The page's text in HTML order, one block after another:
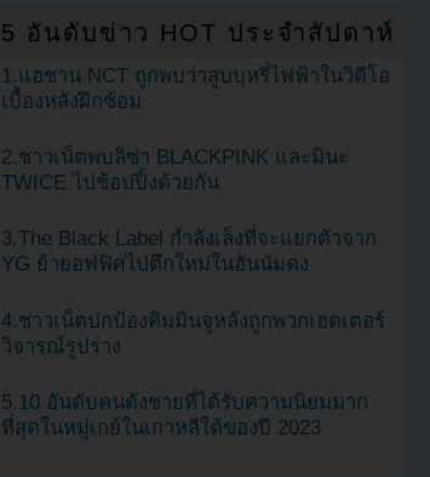
5 อันดับข่าว HOT ประจำสัปดาห์
1.แฮชาน NCT ถูกพบว่าสูบบุหรี่ไฟฟ้าในวิดีโอ
เบื้องหลังฝึกซ้อม
2.ชาวเน็ตพบลิซ่า BLACKPINK และมินะ
TWICE ไปช้อปปิ้งด้วยกัน
3.The Black Label กำลังเล็งที่จะแยกตัวจาก
YG ย้ายอฟฟิศไปตึกใหม่ในฮันนัมดง
4.ชาวเน็ตปกป้องคิมมินจูหลังถูกพวกเฮดเตอร์
วิจารณ์รูปร่าง
5.10 อันดับคนดังชายที่ได้รับความนิยมมาก
ที่สุดในหมู่เกย์ในเกาหลีใต้ของปี 2023